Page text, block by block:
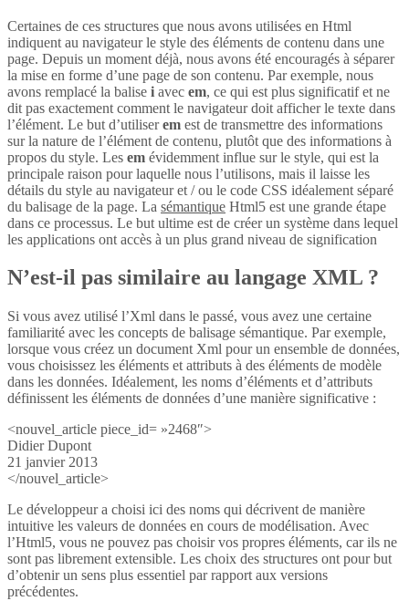
Certaines de ces structures que nous avons utilisées en Html
indiquent au navigateur le style des éléments de contenu dans une
page. Depuis un moment déjà, nous avons été encouragés à séparer
la mise en forme d’une page de son contenu. Par exemple, nous
avons remplacé la balise i avec em, ce qui est plus significatif et ne
dit pas exactement comment le navigateur doit afficher le texte dans
l’élément. Le but d’utiliserem est de transmettre des informations
sur la nature de l’élément de contenu, plutôt que des informations à
propos du style. Les em évidemment influe sur le style, qui est la
principale raison pour laquelle nous l’utilisons, mais il laisse les
détails du style au navigateur et / ou le code CSS idéalement séparé
du balisage de la page. La sémantique Html5 est une grande étape
dans ce processus. Le but ultime est de créer un système dans lequel
les applications ont accès à un plus grand niveau de signification
N’est-il pas similaire au langage XML ?
Si vous avez utilisé l’Xml dans le passé, vous avez une certaine
familiarité avec les concepts de balisage sémantique. Par exemple,
lorsque vous créez un document Xml pour un ensemble de données,
vous choisissez les éléments et attributs à des éléments de modèle
dans les données. Idéalement, les noms d’éléments et d’attributs
définissent les éléments de données d’une manière significative :
<nouvel_article piece_id= »2468″>
Didier Dupont
21 janvier 2013
</nouvel_article>
Le développeur a choisi ici des noms qui décrivent de manière
intuitive les valeurs de données en cours de modélisation. Avec
l’Html5, vous ne pouvez pas choisir vos propres éléments, car ils ne
sont pas librement extensible. Les choix des structures ont pour but
d’obtenir un sens plus essentiel par rapport aux versions
précédentes.